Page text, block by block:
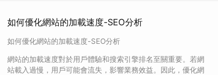
如何優化網站的加載速度-SEO分析
如何優化網站的加載速度-SEO分析
網站的加載速度對於用戶體驗和搜索引擎排名至關重要。若網
站載入過慢，用戶可能會流失，影響業務效益。因此，優化網